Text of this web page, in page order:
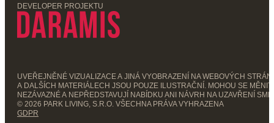
DEVELOPER PROJEKTU
UVEŘEJNĚNÉ VIZUALIZACE A JINÁ VYOBRAZENÍ NA WEBOVÝCH
A DALŠÍCH MATERIÁLECH JSOU POUZE ILUSTRAČNÍ. MOHOU SE
NEZÁVAZNÉ A NEPŘEDSTAVUJÍ NABÍDKU ANI NÁVRH NA UZAVŘENÍ
© 2026 PARK LIVING, S.R.O. VŠECHNA PRÁVA VYHRAZENA
GDPR